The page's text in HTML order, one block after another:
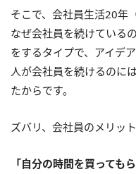
そこで、会社員生活20年
なぜ会社員を続けている
をするタイプで、アイデ
人が会社員を続けるのに
たからです。
ズバリ、会社員のメリッ
「自分の時間を買っても